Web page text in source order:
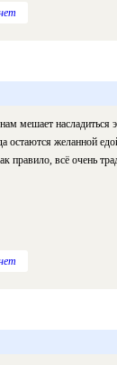
мешает насладиться
остаются желанной
правило, всё очень